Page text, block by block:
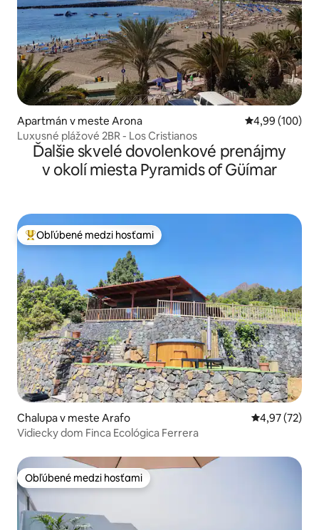
Apartmán v meste Arona Priemerné
4,99 (100)
Luxusné plážové 2BR - Los Cristianos
Ďalšie skvelé dovolenkové prenájmy
v okolí miesta Pyramids of Güímar
Najobľúbenejšie medzi hosťami
Obľúbené medzi hosťami
Chalupa v meste Arafo Priemerné
4,97 (72)
Vidiecky dom Finca Ecológica Ferrera
Obľúbené medzi hosťami
Obľúbené medzi hosťami